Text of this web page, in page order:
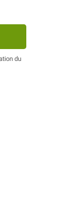
du